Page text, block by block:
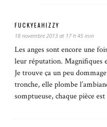
FUCKYEAHIZZY
18 novembre 2013 at 17 h 45 min
Les anges sont encore une
leur réputation. Magnifiques
Je trouve ça un peu
tronche, elle plombe
somptueuse, chaque pièce